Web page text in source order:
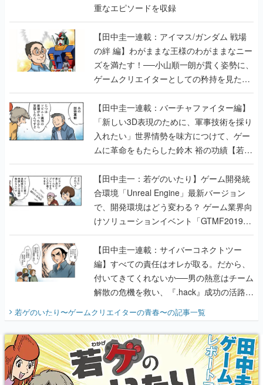
の絆 編】わがままな王様のわがままなニー
ズを満たす！──小山順一朗が貫く姿勢に、
ゲームクリエイターとしての矜持を見た
【若ゲのいたり最終回】
【田中圭一連載：バーチャファイター編】
「新しい3D表現のために、軍事技術を採り
入れたい」世界情勢を味方につけて、ゲー
ムに革命をもたらした鈴木 裕の功績【若ゲ
のいたり】
【田中圭一：若ゲのいたり】ゲーム開発統
合環境「Unreal Engine」最新バージョン
で、開発環境はどう変わる？ ゲーム業界向
けソリューションイベント「GTMF2019」
に行って、より理解を深めよう【PR】
【田中圭一連載：サイバーコネクトツー
編】すべての責任はオレが取る。だから、
付いてきてくれないか──男の熱意はチーム
解散の危機を救い、『.hack』成功の活路を
開く。業界の快男児・松山 洋に流れる血は
『少年ジャンプ』色だった【若ゲのいた
り】
若ゲのいたり〜ゲームクリエイターの青春〜の記事一覧